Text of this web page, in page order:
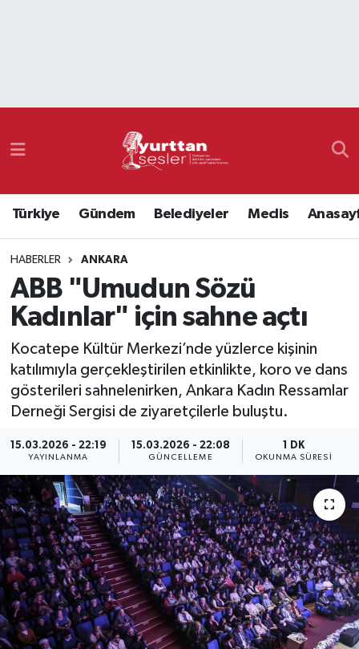
Türkiye Gündem Belediyeler Meclis
HABERLER ANKARA
ABB "Umudun Sözü
Kadınlar" için sahne açtı
Kocatepe Kültür Merkezi’nde yüzlerce kişinin
katılımıyla gerçekleştirilen etkinlikte, koro ve dans
gösterileri sahnelenirken, Ankara Kadın Ressamlar
Derneği Sergisi de ziyaretçilerle buluştu.
15.03.2026 - 22:19
YAYINLANMA
15.03.2026 - 22:08
GÜNCELLEME
1 DK
OKUNMA SÜRESI
Namaz Vakitleri
Süper Lig Puan Durumu ve Fikstür
Tüm Manşetler
Son Dakika Haberleri
Haber Arşivi